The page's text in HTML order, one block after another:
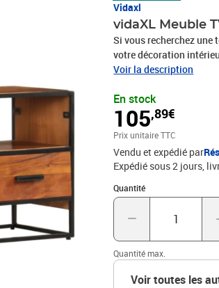
Vidaxl
vidaXL Meuble
Si vous recherchez
votre décoration
est définitivement un
magazines, livres, ainsi
en bois de manguier
belles stries
d'acacia rendent
le cadre en fer enduit
industriel de l'armoire
grain du bois rendent
de l'autre. La livraison
votre produit.Matériau
noir, MDFDimensions
étagèresL'assemblage
Voir la description
En stock
105,89€
Prix unitaire TTC
Vendu et expédié par
Expédié sous 2 jours
Quantité
Quantité : 1
Quantité max.
Voir toutes les